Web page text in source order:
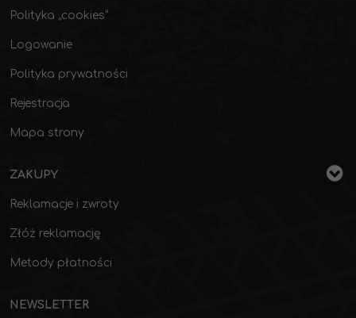
Polityka „cookies”
Logowanie
Polityka prywatności
Rejestracja
Mapa strony
ZAKUPY
Reklamacje i zwroty
Złóż reklamację
Metody płatności
NEWSLETTER